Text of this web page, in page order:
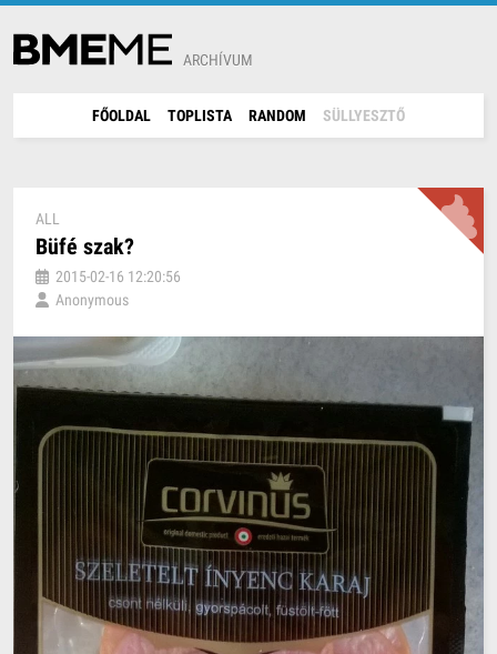
ARCHÍVUM
FŐOLDAL TOPLISTA RANDOM SÜLLYESZTŐ
ALL
Büfé szak?
2015-02-16 12:20:56
Anonymous